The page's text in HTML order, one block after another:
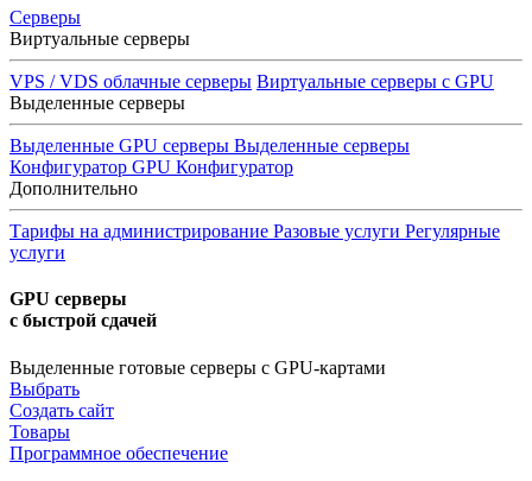
Серверы
Виртуальные серверы
VPS / VDS облачные серверы Виртуальные серверы с GPU
Выделенные серверы
Выделенные GPU серверы Выделенные серверы
Конфигуратор GPU Конфигуратор
Дополнительно
Тарифы на администрирование Разовые услуги Регулярные
услуги
GPU серверы
с быстрой сдачей
Выделенные готовые серверы с GPU-картами
Выбрать
Создать сайт
Товары
Программное обеспечение